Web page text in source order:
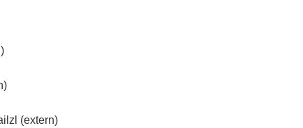
(extern)